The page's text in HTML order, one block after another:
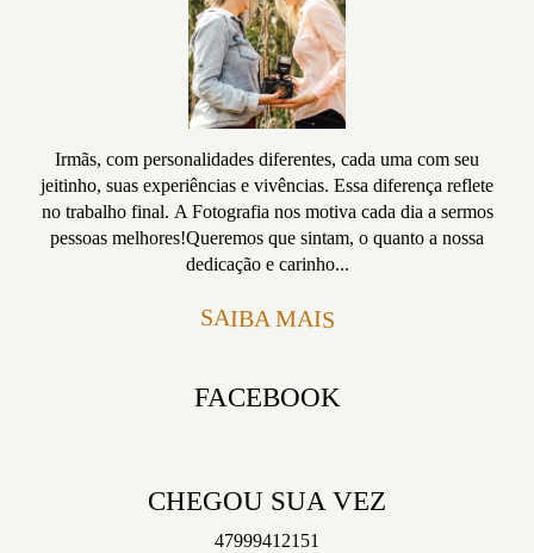
Irmãs, com personalidades diferentes, cada uma com seu
jeitinho, suas experiências e vivências. Essa diferença reflete
no trabalho final. A Fotografia nos motiva cada dia a sermos
pessoas melhores!Queremos que sintam, o quanto a nossa
dedicação e carinho...
SAIBA MAIS
FACEBOOK
CHEGOU SUA VEZ
47999412151